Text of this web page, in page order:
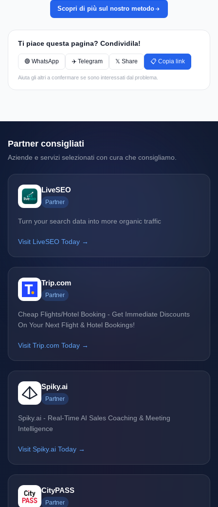
Scopri di più sul nostro metodo
Ti piace questa pagina? Condividila!
🟢 WhatsApp ✈️ Telegram 𝕏 Share 📋 Copia link
Aiuta gli altri a confermare se sono interessati dal problema.
Partner consigliati
Aziende e servizi selezionati con cura che consigliamo.
LiveSEO
Partner
Turn your search data into more organic traffic
Visit LiveSEO Today →
Trip.com
Partner
Cheap Flights/Hotel Booking - Get Immediate Discounts
On Your Next Flight & Hotel Bookings!
Visit Trip.com Today →
Spiky.ai
Partner
Spiky.ai - Real-Time AI Sales Coaching & Meeting
Intelligence
Visit Spiky.ai Today →
CityPASS
Partner